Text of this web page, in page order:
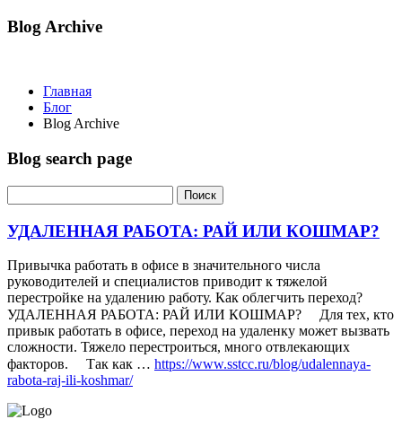
Blog Archive
Главная
Блог
Blog Archive
Blog search page
УДАЛЕННАЯ РАБОТА: РАЙ ИЛИ КОШМАР?
Привычка работать в офисе в значительного числа
руководителей и специалистов приводит к тяжелой
перестройке на удалению работу. Как облегчить переход?
УДАЛЕННАЯ РАБОТА: РАЙ ИЛИ КОШМАР? ⠀ Для тех, кто
привык работать в офисе, переход на удаленку может вызвать
сложности. Тяжело перестроиться, много отвлекающих
факторов. ⠀ Так как … https://www.sstcc.ru/blog/udalennaya-
rabota-raj-ili-koshmar/